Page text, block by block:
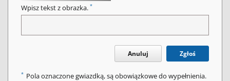
Wpisz tekst z obrazka. *
Anuluj Zgłoś
* Pola oznaczone gwiazdką, są obowiązkowe do wypełnienia.